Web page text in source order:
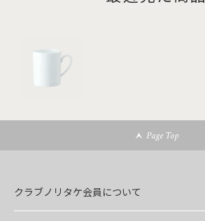
Page Top
クラブノリタケ会員について